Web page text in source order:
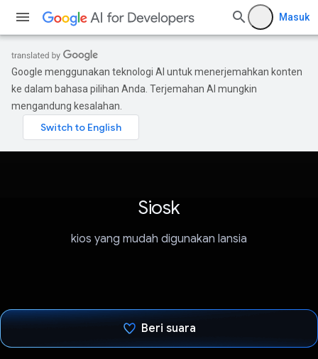
Masuk
Google menggunakan teknologi AI untuk menerjemahkan konten
ke dalam bahasa pilihan Anda. Terjemahan AI mungkin
mengandung kesalahan.
Siosk
kios yang mudah digunakan lansia
Beri suara